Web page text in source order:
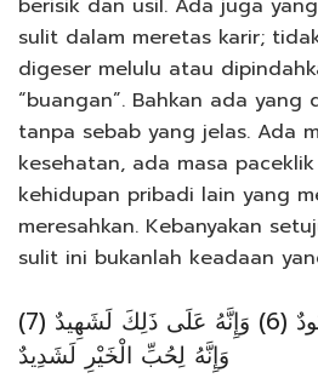
berisik dan usil. Ada juga
sulit dalam meretas karir;
digeser melulu atau
“buangan”. Bahkan ada yang
tanpa sebab yang jelas. Ada
kesehatan, ada masa
kehidupan pribadi lain yang
meresahkan. Kebanyakan
sulit ini bukanlah keadaan
إِنَّ الْإِنْسَانَ لِرَبِّهِ لَكَنُودٌ (6) وَإِنَّهُ عَلَى ذَلِكَ لَشَهِيدٌ (7)
وَإِنَّهُ لِحُبِّ الْخَيْرِ لَشَدِيدٌ